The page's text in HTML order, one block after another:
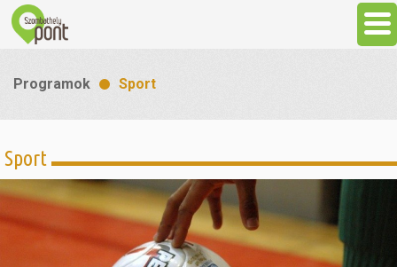
Látnivalók
Gasztronómia
Programok Sport
Sport